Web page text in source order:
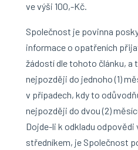
ve výši 100,-Kč.
Společnost je povinna
informace o opatřeních
žádostí dle tohoto článku, a
nejpozději do jednoho (1)
v případech, kdy to
nejpozději do dvou (2)
Dojde-li k odkladu
středníkem, je Společnost